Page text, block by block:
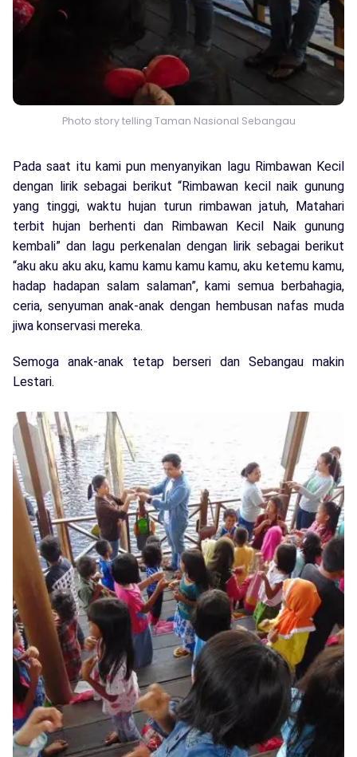
Photo story telling Taman Nasional Sebangau
Pada saat itu kami pun menyanyikan lagu Rimbawan Kecil
dengan lirik sebagai berikut “Rimbawan kecil naik gunung
yang tinggi, waktu hujan turun rimbawan jatuh, Matahari
terbit hujan berhenti dan Rimbawan Kecil Naik gunung
kembali” dan lagu perkenalan dengan lirik sebagai berikut
“aku aku aku aku, kamu kamu kamu kamu, aku ketemu kamu,
hadap hadapan salam salaman”, kami semua berbahagia,
ceria, senyuman anak-anak dengan hembusan nafas muda
jiwa konservasi mereka.
Semoga anak-anak tetap berseri dan Sebangau makin
Lestari.